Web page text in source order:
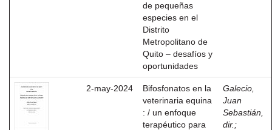
de pequeñas
especies en el
Distrito
Metropolitano de
Quito – desafíos y
oportunidades
2-may-2024
Bifosfonatos en la
veterinaria equina
: / un enfoque
terapéutico para
Galecio,
Juan
Sebastián,
dir. ;